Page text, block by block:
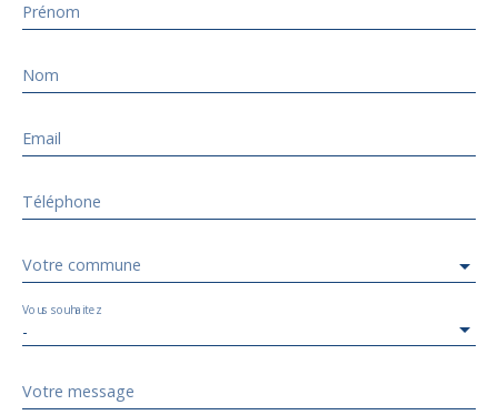
Prénom
Nom
Email
Téléphone
Votre commune
-
Vous souhaitez
Votre message